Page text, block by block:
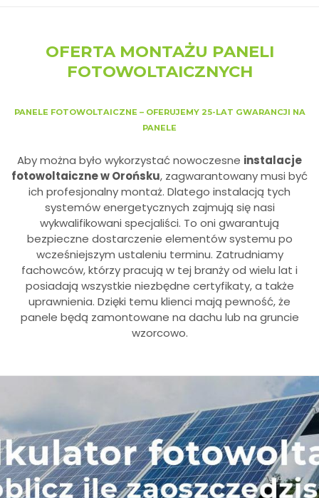
OFERTA MONTAŻU PANELI
FOTOWOLTAICZNYCH
PANELE FOTOWOLTAICZNE – OFERUJEMY 25-LAT GWARANCJI NA
PANELE
Aby można było wykorzystać nowoczesne instalacje
fotowoltaiczne w Orońsku, zagwarantowany musi być
ich profesjonalny montaż. Dlatego instalacją tych
systemów energetycznych zajmują się nasi
wykwalifikowani specjaliści. To oni gwarantują
bezpieczne dostarczenie elementów systemu po
wcześniejszym ustaleniu terminu. Zatrudniamy
fachowców, którzy pracują w tej branży od wielu lat i
posiadają wszystkie niezbędne certyfikaty, a także
uprawnienia. Dzięki temu klienci mają pewność, że
panele będą zamontowane na dachu lub na gruncie
wzorcowo.